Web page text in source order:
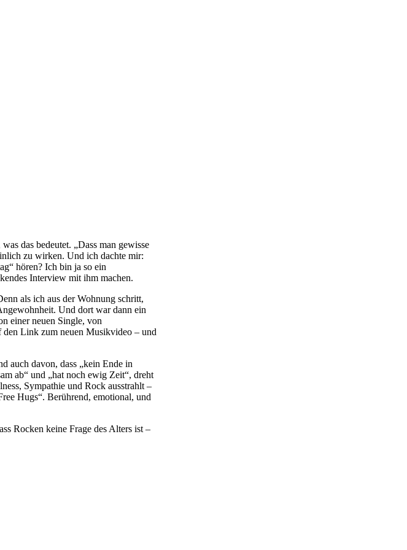
das bedeutet. „Dass man gewisse
zu wirken. Und ich dachte mir:
hören? Ich bin ja so ein
Interview mit ihm machen.
als ich aus der Wohnung schritt,
Und dort war dann ein
einer neuen Single, von
den Link zum neuen Musikvideo – und
auch davon, dass „kein Ende in
ab“ und „hat noch ewig Zeit“, dreht
Sympathie und Rock ausstrahlt –
Hugs“. Berührend, emotional, und
Rocken keine Frage des Alters ist –